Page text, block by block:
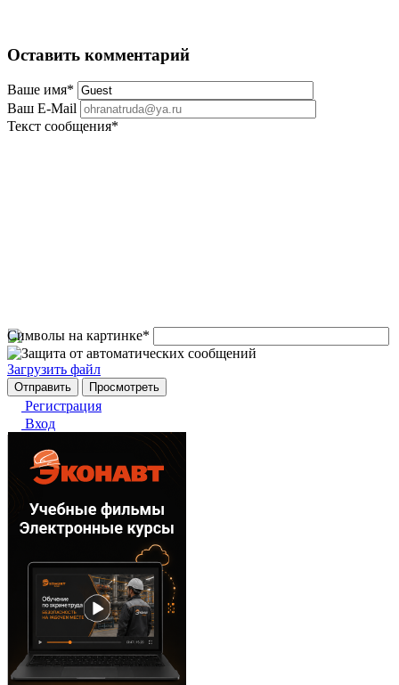
Оставить комментарий
Ваше имя*
Ваш E-Mail
Текст сообщения*
Символы на картинке*
Загрузить файл
Регистрация
Вход